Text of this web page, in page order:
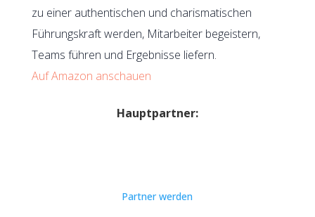
zu einer authentischen und charismatischen
Führungskraft werden, Mitarbeiter begeistern,
Teams führen und Ergebnisse liefern.
Auf Amazon anschauen
Hauptpartner:
Partner werden